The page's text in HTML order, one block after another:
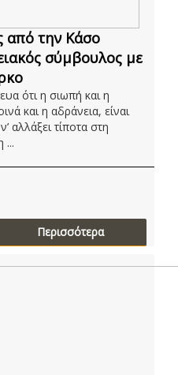
από την Κάσο
σύμβουλος με
ότι η σιωπή και η
και η αδράνεια, είναι
αλλάξει τίποτα στη
...
Περισσότερα